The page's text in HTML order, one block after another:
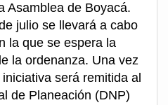
Asamblea de Boyacá.
julio se llevará a cabo
la que se espera la
la ordenanza. Una vez
será remitida al
de Planeación (DNP)